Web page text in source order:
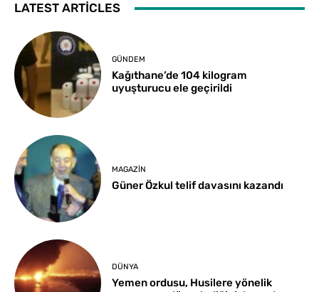
LATEST ARTICLES
GÜNDEM
Kağıthane’de 104 kilogram
uyuşturucu ele geçirildi
MAGAZIN
Güner Özkul telif davasını kazandı
DÜNYA
Yemen ordusu, Husilere yönelik